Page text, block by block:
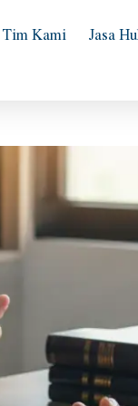
Tim Kami Jasa